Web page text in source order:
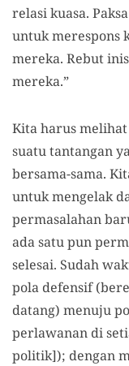
relasi kuasa.
untuk merespons
mereka. Rebut
mereka.”
Kita harus
suatu tantangan
bersama-sama.
untuk mengelak
permasalahan
ada satu pun
selesai. Sudah
pola defensif
datang) menuju
perlawanan di
politik]); dengan